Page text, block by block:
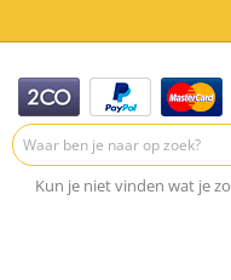
Kun je niet vinden wat je